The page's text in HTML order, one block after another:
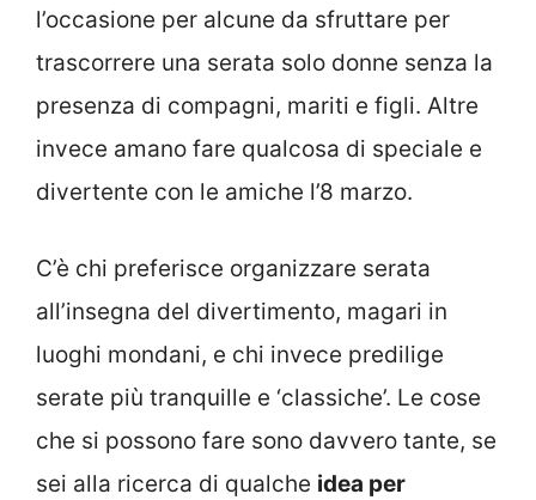
l’occasione per alcune da sfruttare per
trascorrere una serata solo donne senza la
presenza di compagni, mariti e figli. Altre
invece amano fare qualcosa di speciale e
divertente con le amiche l’8 marzo.
C’è chi preferisce organizzare serata
all’insegna del divertimento, magari in
luoghi mondani, e chi invece predilige
serate più tranquille e ‘classiche’. Le cose
che si possono fare sono davvero tante, se
sei alla ricerca di qualche idea per